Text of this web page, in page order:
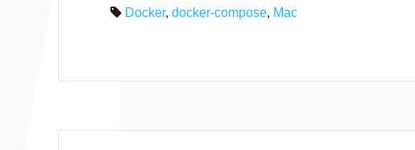
Docker, docker-compose, Mac